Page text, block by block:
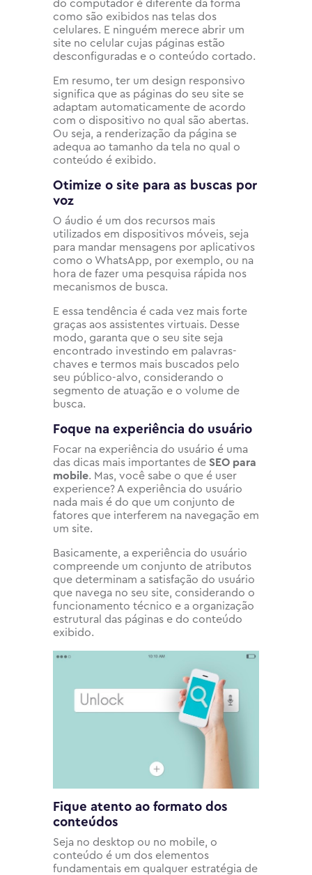
do computador é diferente da forma
como são exibidos nas telas dos
celulares. E ninguém merece abrir um
site no celular cujas páginas estão
desconfiguradas e o conteúdo cortado.
Em resumo, ter um design responsivo
significa que as páginas do seu site se
adaptam automaticamente de acordo
com o dispositivo no qual são abertas.
Ou seja, a renderização da página se
adequa ao tamanho da tela no qual o
conteúdo é exibido.
Otimize o site para as buscas por
voz
O áudio é um dos recursos mais
utilizados em dispositivos móveis, seja
para mandar mensagens por aplicativos
como o WhatsApp, por exemplo, ou na
hora de fazer uma pesquisa rápida nos
mecanismos de busca.
E essa tendência é cada vez mais forte
graças aos assistentes virtuais. Desse
modo, garanta que o seu site seja
encontrado investindo em palavras-
chaves e termos mais buscados pelo
seu público-alvo, considerando o
segmento de atuação e o volume de
busca.
Foque na experiência do usuário
Focar na experiência do usuário é uma
das dicas mais importantes de SEO para
mobile. Mas, você sabe o que é user
experience? A experiência do usuário
nada mais é do que um conjunto de
fatores que interferem na navegação em
um site.
Basicamente, a experiência do usuário
compreende um conjunto de atributos
que determinam a satisfação do usuário
que navega no seu site, considerando o
funcionamento técnico e a organização
estrutural das páginas e do conteúdo
exibido.
Fique atento ao formato dos
conteúdos
Seja no desktop ou no mobile, o
conteúdo é um dos elementos
fundamentais em qualquer estratégia de